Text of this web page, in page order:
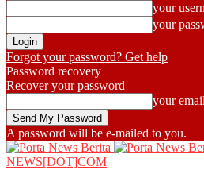
your
your
Forgot your password? Get help
Password recovery
Recover your password
your email
A password will be e-mailed to you.
NEWS[DOT]COM